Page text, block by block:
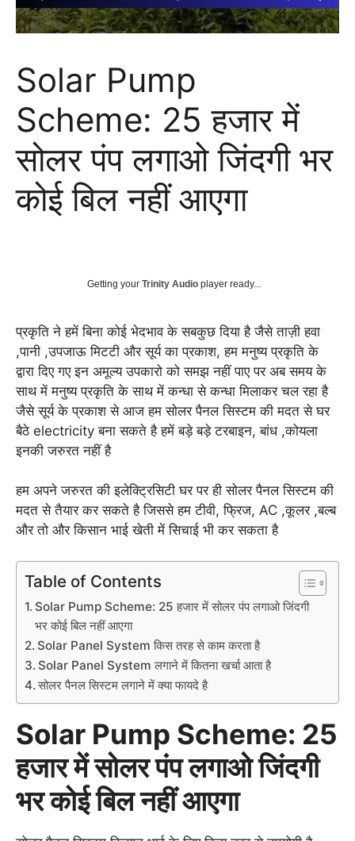
Solar Pump
Scheme: 25 हजार में
सोलर पंप लगाओ जिंदगी भर
कोई बिल नहीं आएगा
Getting your Trinity Audio player ready...
प्रकृति ने हमें बिना कोई भेदभाव के सबकुछ दिया है जैसे ताज़ी हवा
,पानी ,उपजाऊ मिटटी और सूर्य का प्रकाश, हम मनुष्य प्रकृति के
द्वारा दिए गए इन अमूल्य उपकारो को समझ नहीं पाए पर अब समय के
साथ में मनुष्य प्रकृति के साथ में कन्धा से कन्धा मिलाकर चल रहा है
जैसे सूर्य के प्रकाश से आज हम सोलर पैनल सिस्टम की मदत से घर
बैठे electricity बना सकते है हमें बड़े बड़े टरबाइन, बांध ,कोयला
इनकी जरुरत नहीं है
हम अपने जरुरत की इलेक्ट्रिसिटी घर पर ही सोलर पैनल सिस्टम की
मदत से तैयार कर सकते है जिससे हम टीवी, फ्रिज, AC ,कूलर ,बल्ब
और तो और किसान भाई खेती में सिचाई भी कर सकता है
Table of Contents
Solar Pump Scheme: 25 हजार में सोलर पंप लगाओ जिंदगी
भर कोई बिल नहीं आएगा
Solar Panel System किस तरह से काम करता है
Solar Panel System लगाने में कितना खर्चा आता है
सोलर पैनल सिस्टम लगाने में क्या फायदे है
Solar Pump Scheme: 25
हजार में सोलर पंप लगाओ जिंदगी
भर कोई बिल नहीं आएगा